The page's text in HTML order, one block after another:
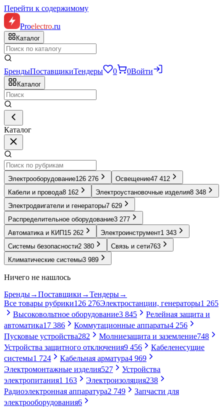
Перейти к содержимому
Proelectro.ru
Каталог
БрендыПоставщикиТендеры 0 0Войти
Каталог
Каталог
Электрооборудование126 276 Освещение47 412
Кабели и провода8 162 Электроустановочные изделия8 348
Электродвигатели и генераторы7 629
Распределительное оборудование3 277
Автоматика и КИП 15 262 Электроинструмент1 343
Системы безопасности2 380 Связь и сети763
Климатические системы3 989
Ничего не нашлось
Бренды→Поставщики →Тендеры→
Все товары рубрики126 276Электростанции, генераторы1 265
Высоковольтное оборудование3 845
Релейная защита и
автоматика17 386 Коммутационные аппараты4 256
Пусковые устройства282 Молниезащита и заземление748
Устройства защитного отключения9 456
Кабеленесущие
системы1 724 Кабельная арматура4 969
Электромонтажные изделия527
Устройства
электропитания1 163 Электроизоляция238
Радиоэлектронная аппаратура2 749
Запчасти для
электрооборудования6